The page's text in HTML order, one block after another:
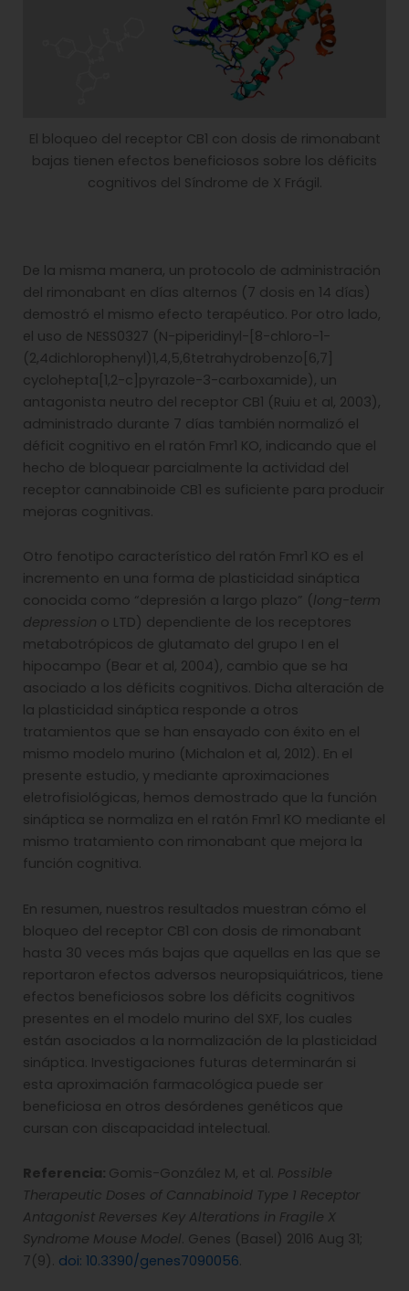
El bloqueo del receptor CB1 con dosis de rimonabant
bajas tienen efectos beneficiosos sobre los déficits
cognitivos del Síndrome de X Frágil.
De la misma manera, un protocolo de administración
del rimonabant en días alternos (7 dosis en 14 días)
demostró el mismo efecto terapéutico. Por otro lado,
el uso de NESS0327 (N-piperidinyl-[8-chloro-1-
(2,4dichlorophenyl)1,4,5,6tetrahydrobenzo[6,7]
cyclohepta[1,2-c]pyrazole-3-carboxamide), un
antagonista neutro del receptor CB1 (Ruiu et al, 2003),
administrado durante 7 días también normalizó el
déficit cognitivo en el ratón Fmr1 KO, indicando que el
hecho de bloquear parcialmente la actividad del
receptor cannabinoide CB1 es suficiente para producir
mejoras cognitivas.
Otro fenotipo característico del ratón Fmr1 KO es el
incremento en una forma de plasticidad sináptica
conocida como “depresión a largo plazo” (long-term
depression o LTD) dependiente de los receptores
metabotrópicos de glutamato del grupo I en el
hipocampo (Bear et al, 2004), cambio que se ha
asociado a los déficits cognitivos. Dicha alteración de
la plasticidad sináptica responde a otros
tratamientos que se han ensayado con éxito en el
mismo modelo murino (Michalon et al, 2012). En el
presente estudio, y mediante aproximaciones
eletrofisiológicas, hemos demostrado que la función
sináptica se normaliza en el ratón Fmr1 KO mediante el
mismo tratamiento con rimonabant que mejora la
función cognitiva.
En resumen, nuestros resultados muestran cómo el
bloqueo del receptor CB1 con dosis de rimonabant
hasta 30 veces más bajas que aquellas en las que se
reportaron efectos adversos neuropsiquiátricos, tiene
efectos beneficiosos sobre los déficits cognitivos
presentes en el modelo murino del SXF, los cuales
están asociados a la normalización de la plasticidad
sináptica. Investigaciones futuras determinarán si
esta aproximación farmacológica puede ser
beneficiosa en otros desórdenes genéticos que
cursan con discapacidad intelectual.
Referencia: Gomis-González M, et al. Possible
Therapeutic Doses of Cannabinoid Type 1 Receptor
Antagonist Reverses Key Alterations in Fragile X
Syndrome Mouse Model. Genes (Basel) 2016 Aug 31;
7(9). doi: 10.3390/genes7090056.